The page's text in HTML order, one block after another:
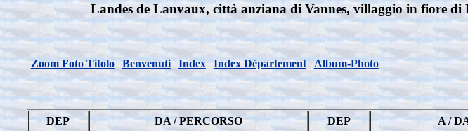
Landes de Lanvaux, città anziana di Vannes, villaggio in fiore
Zoom Foto Titolo Benvenuti Index Index Département Album-Photo
DEP DA / PERCORSO DEP A /